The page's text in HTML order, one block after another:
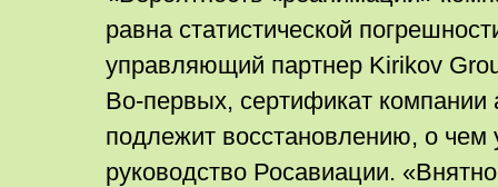
равна статистической
управляющий партнер Kirikov
Во-первых, сертификат компании
подлежит восстановлению, о
руководство Росавиации.